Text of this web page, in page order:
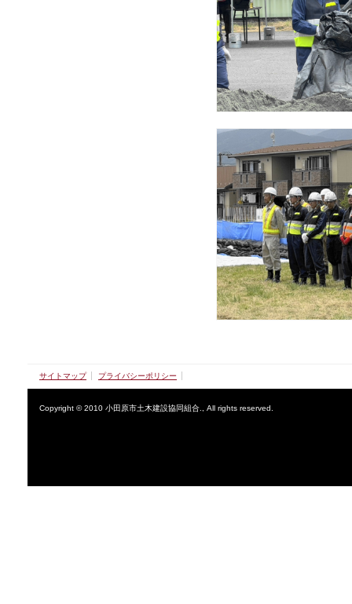
サイトマップ プライバシーポリシー
Copyright © 2010 小田原市土木建設協同組合., All rights reserved.